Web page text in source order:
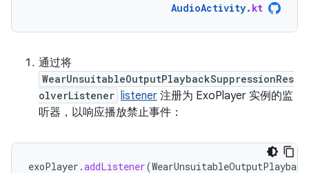
AudioActivity. kt
通过将
WearUnsuitableOutputPlaybackSuppressionRes
olverListener listener 注册为 ExoPlayer 实例的监
听器，以响应播放禁止事件：
exoPlayer .addListener(